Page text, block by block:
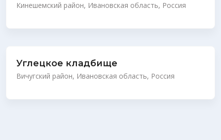
Кинешемский район, Ивановская область, Россия
Углецкое кладбище
Вичугский район, Ивановская область, Россия